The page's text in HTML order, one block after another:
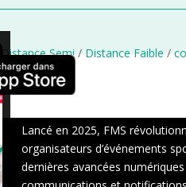
Distance Semi/Distance Faible/
Lancé en 2025, FMS
organisateurs d’événements
dernières avancées